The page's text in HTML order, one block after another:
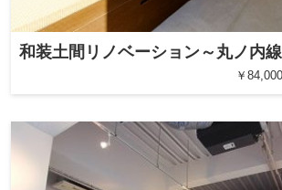
和装土間リノベーション～丸ノ内
￥